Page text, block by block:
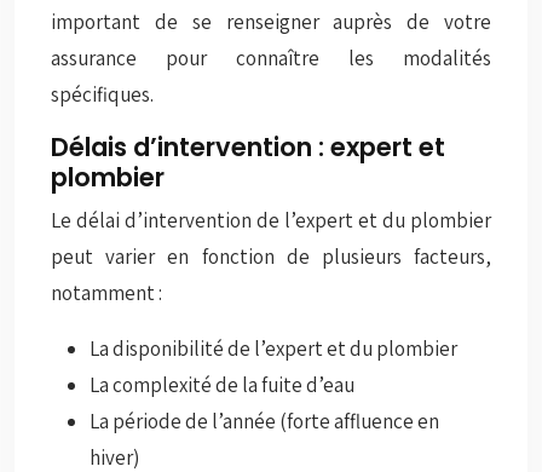
important de se renseigner auprès de votre
assurance pour connaître les modalités
spécifiques.
Délais d’intervention : expert et
plombier
Le délai d’intervention de l’expert et du plombier
peut varier en fonction de plusieurs facteurs,
notamment :
La disponibilité de l’expert et du plombier
La complexité de la fuite d’eau
La période de l’année (forte affluence en
hiver)